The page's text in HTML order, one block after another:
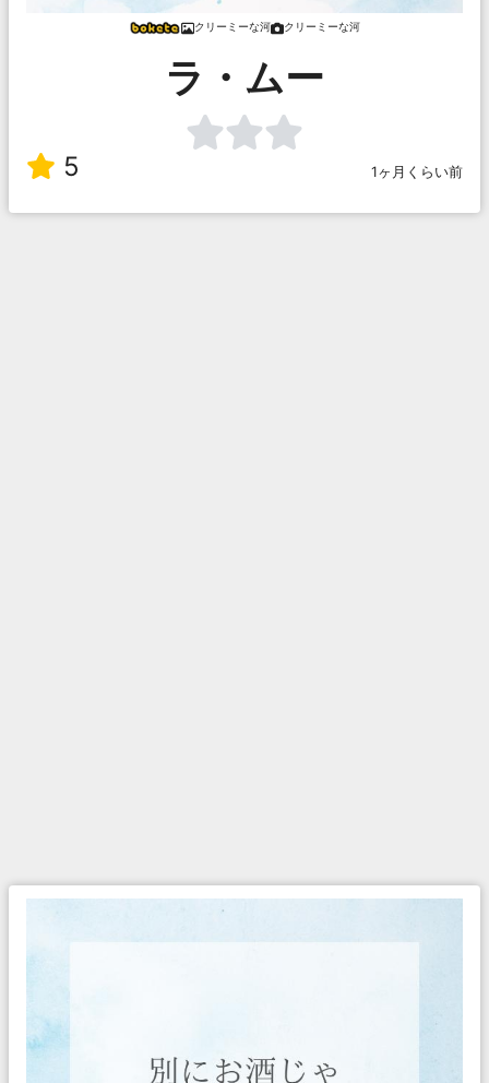
クリーミーな河 クリーミーな河
ラ・ムー
5 1ヶ月くらい前